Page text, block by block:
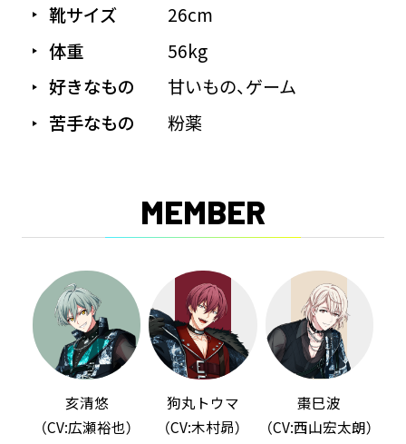
靴サイズ
26cm
体重
56kg
好きなもの
甘いもの、ゲーム
苦手なもの
粉薬
MEMBER
亥清悠
（CV:広瀬裕也）
狗丸トウマ
（CV:木村昴）
棗巳波
（CV:西山宏太朗）